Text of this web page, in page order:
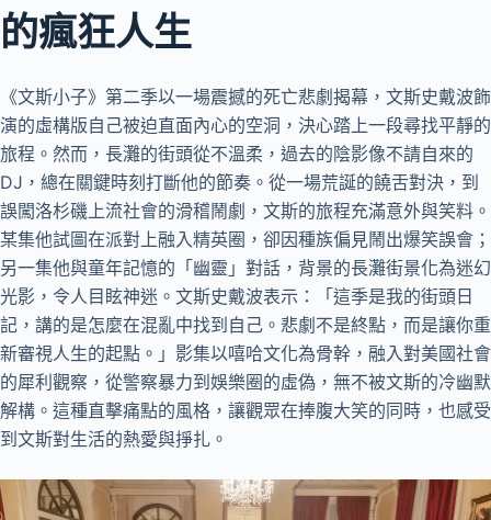
的瘋狂人生
《文斯小子》第二季以一場震撼的死亡悲劇揭幕，文斯史戴波飾
演的虛構版自己被迫直面內心的空洞，決心踏上一段尋找平靜的
旅程。然而，長灘的街頭從不溫柔，過去的陰影像不請自來的
DJ，總在關鍵時刻打斷他的節奏。從一場荒誕的饒舌對決，到
誤闖洛杉磯上流社會的滑稽鬧劇，文斯的旅程充滿意外與笑料。
某集他試圖在派對上融入精英圈，卻因種族偏見鬧出爆笑誤會；
另一集他與童年記憶的「幽靈」對話，背景的長灘街景化為迷幻
光影，令人目眩神迷。文斯史戴波表示：「這季是我的街頭日
記，講的是怎麼在混亂中找到自己。悲劇不是終點，而是讓你重
新審視人生的起點。」影集以嘻哈文化為骨幹，融入對美國社會
的犀利觀察，從警察暴力到娛樂圈的虛偽，無不被文斯的冷幽默
解構。這種直擊痛點的風格，讓觀眾在捧腹大笑的同時，也感受
到文斯對生活的熱愛與掙扎。